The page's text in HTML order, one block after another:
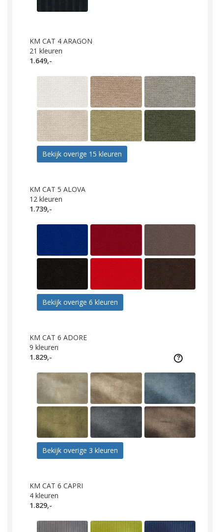
KM CAT 4 ARAGON
21 kleuren
1.649,-
Bekijk overige 15 kleuren
KM CAT 5 ALOVA
12 kleuren
1.739,-
Bekijk overige 6 kleuren
KM CAT 6 ADORE
9 kleuren
1.829,-
Bekijk overige 3 kleuren
KM CAT 6 CAPRI
4 kleuren
1.829,-